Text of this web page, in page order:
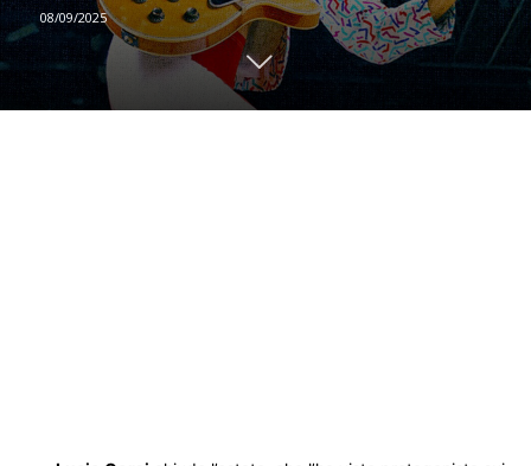
08/09/2025